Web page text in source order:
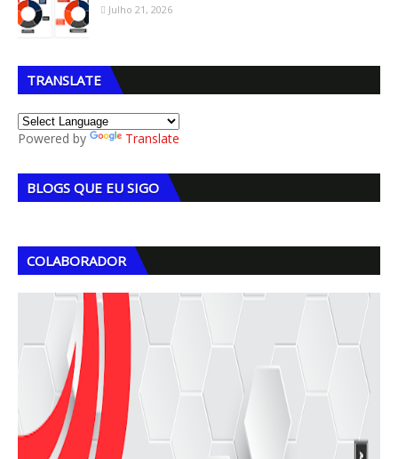
Julho 21, 2026
TRANSLATE
Powered by Translate
BLOGS QUE EU SIGO
COLABORADOR